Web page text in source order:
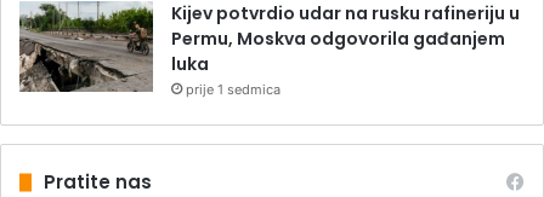
Kijev potvrdio udar na rusku rafineriju u
Permu, Moskva odgovorila gađanjem
luka
prije 1 sedmica
Pratite nas